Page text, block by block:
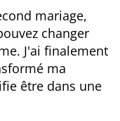
mariage,
changer
J'ai finalement
ma
être dans une